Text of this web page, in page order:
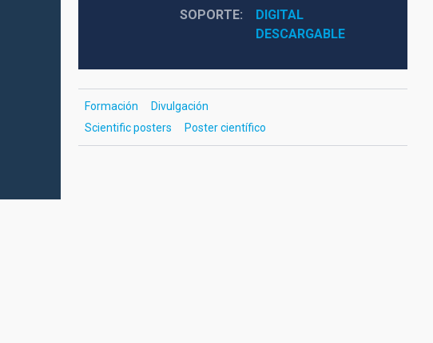
SOPORTE
DIGITAL
DESCARGABLE
Formación
Divulgación
Scientific posters
Poster científico